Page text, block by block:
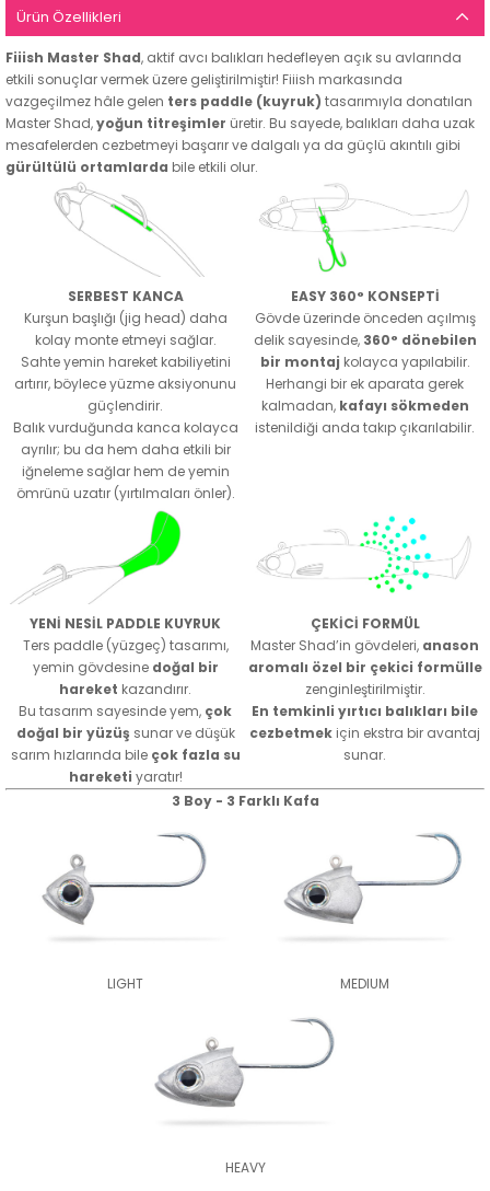
Ürün Özellikleri
Fiiish Master Shad, aktif avcı balıkları hedefleyen açık su avlarında
etkili sonuçlar vermek üzere geliştirilmiştir! Fiiish markasında
vazgeçilmez hâle gelen ters paddle (kuyruk) tasarımıyla donatılan
Master Shad,yoğun titreşimler üretir. Bu sayede, balıkları daha uzak
mesafelerden cezbetmeyi başarır ve dalgalı ya da güçlü akıntılı gibi
gürültülü ortamlarda bile etkili olur.
SERBEST KANCA
Kurşun başlığı (jig head) daha
kolay monte etmeyi sağlar.
Sahte yemin hareket kabiliyetini
artırır, böylece yüzme aksiyonunu
güçlendirir.
Balık vurduğunda kanca kolayca
ayrılır; bu da hem daha etkili bir
iğneleme sağlar hem de yemin
ömrünü uzatır (yırtılmaları önler).
EASY 360° KONSEPTİ
Gövde üzerinde önceden açılmış
delik sayesinde, 360° dönebilen
bir montaj kolayca yapılabilir.
Herhangi bir ek aparata gerek
kalmadan, kafayı sökmeden
istenildiği anda takıp çıkarılabilir.
YENİ NESİL PADDLE KUYRUK
Ters paddle (yüzgeç) tasarımı,
yemin gövdesine doğal bir
hareket kazandırır.
Bu tasarım sayesinde yem, çok
doğal bir yüzüş sunar ve düşük
sarım hızlarında bile çok fazla su
hareketi yaratır!
ÇEKİCİ FORMÜL
Master Shad’in gövdeleri, anason
aromalı özel bir çekici formülle
zenginleştirilmiştir.
En temkinli yırtıcı balıkları bile
cezbetmek için ekstra bir avantaj
sunar.
3 Boy - 3 Farklı Kafa
LIGHT MEDIUM
HEAVY